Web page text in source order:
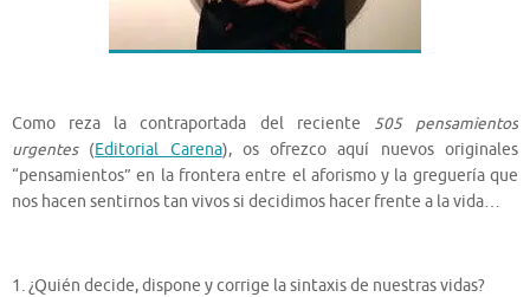
Como reza la contraportada del reciente 505 pensamientos
urgentes(Editorial Carena), os ofrezco aquí nuevos originales
“pensamientos” en la frontera entre el aforismo y la greguería que
nos hacen sentirnos tan vivos si decidimos hacer frente a la vida…
1. ¿Quién decide, dispone y corrige la sintaxis de nuestras vidas?